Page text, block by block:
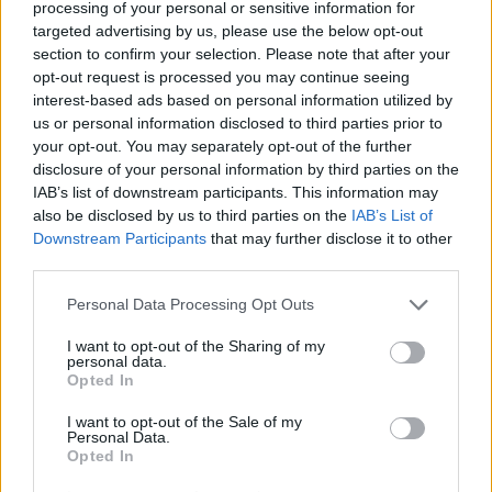
processing of your personal or sensitive information for
targeted advertising by us, please use the below opt-out
section to confirm your selection. Please note that after your
opt-out request is processed you may continue seeing
interest-based ads based on personal information utilized by
us or personal information disclosed to third parties prior to
your opt-out. You may separately opt-out of the further
disclosure of your personal information by third parties on the
IAB’s list of downstream participants. This information may
also be disclosed by us to third parties on the IAB’s List of
Downstream Participants that may further disclose it to other
Personal Data Processing Opt Outs
I want to opt-out of the Sharing of my
personal data.
Opted In
I want to opt-out of the Sale of my
Personal Data.
Opted In
Přihlásit se a odpovědět #8458
VashekTX | Předmět:RE: 10.05.21 17:43:37
Reakce na příspěvek#8457
Doufam ze se toho nedoziju !
Reklama
NessunDorma |Předmět:Pro Galvaka 10.05.21 17:42:10